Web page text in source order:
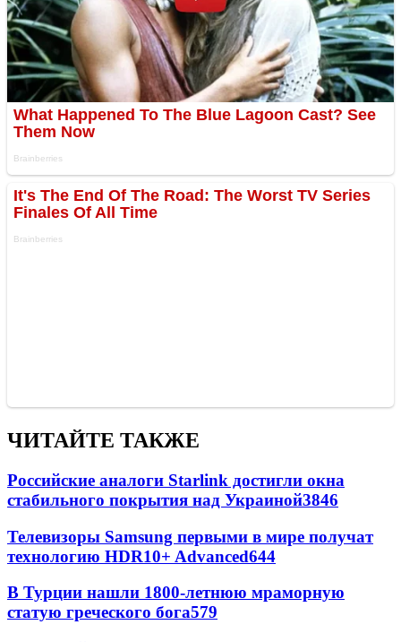
ЧИТАЙТЕ ТАКЖЕ
Российские аналоги Starlink достигли окна
стабильного покрытия над Украиной3846
Телевизоры Samsung первыми в мире получат
технологию HDR10+ Advanced644
В Турции нашли 1800-летнюю мраморную
статую греческого бога579